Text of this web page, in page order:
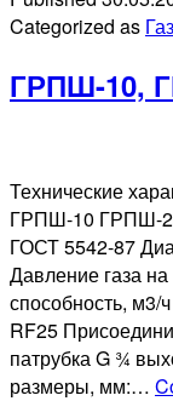
Categorized as
ГРПШ-10,
Технические
ГРПШ-10 ГРПШ-
ГОСТ 5542-87
Давление газа
способность, м3/
RF25
патрубка G ¾
размеры, мм:…